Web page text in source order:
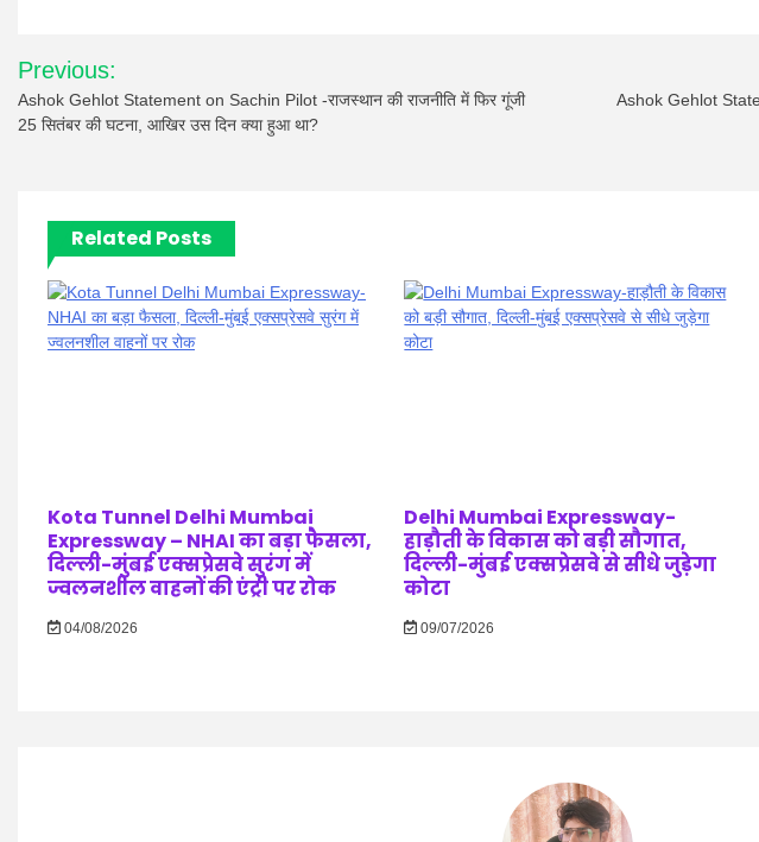
Post
navigation
Previous:
Ashok Gehlot Statement on Sachin Pilot -राजस्थान की राजनीति में फिर गूंजी
25 सितंबर की घटना, आखिर उस दिन क्या हुआ था?
Ashok Gehlot
Related Posts
Kota Tunnel Delhi Mumbai
Expressway – NHAI का बड़ा फैसला,
दिल्ली-मुंबई एक्सप्रेसवे सुरंग में
ज्वलनशील वाहनों की एंट्री पर रोक
04/08/2026
Delhi Mumbai Expressway-
हाड़ौती के विकास को बड़ी सौगात,
दिल्ली-मुंबई एक्सप्रेसवे से सीधे जुड़ेगा
कोटा
09/07/2026